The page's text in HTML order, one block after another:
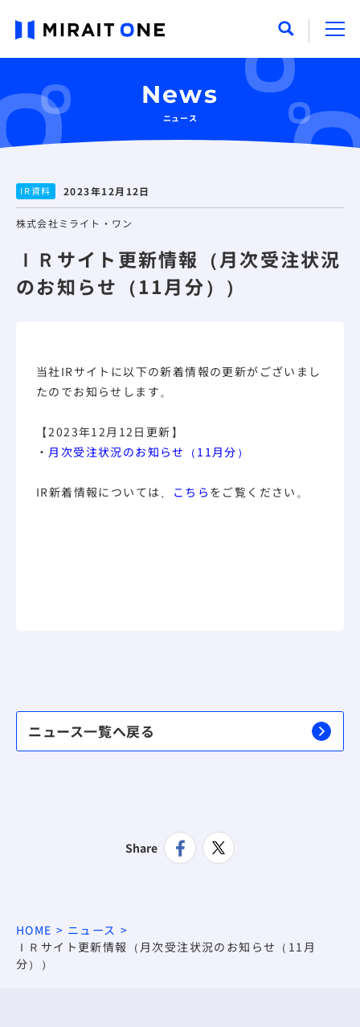
News
ニュース
IR資料 2023年12月12日
株式会社ミライト・ワン
ＩＲサイト更新情報（月次受注状況
のお知らせ（11月分））
当社IRサイトに以下の新着情報の更新がございまし
たのでお知らせします。
【2023年12月12日更新】
・ 月次受注状況のお知らせ（11月分）
IR新着情報については、 こちら をご覧ください。
ニュース一覧へ戻る
Share
HOME
ニュース
ＩＲサイト更新情報（月次受注状況のお知らせ（11月
分））